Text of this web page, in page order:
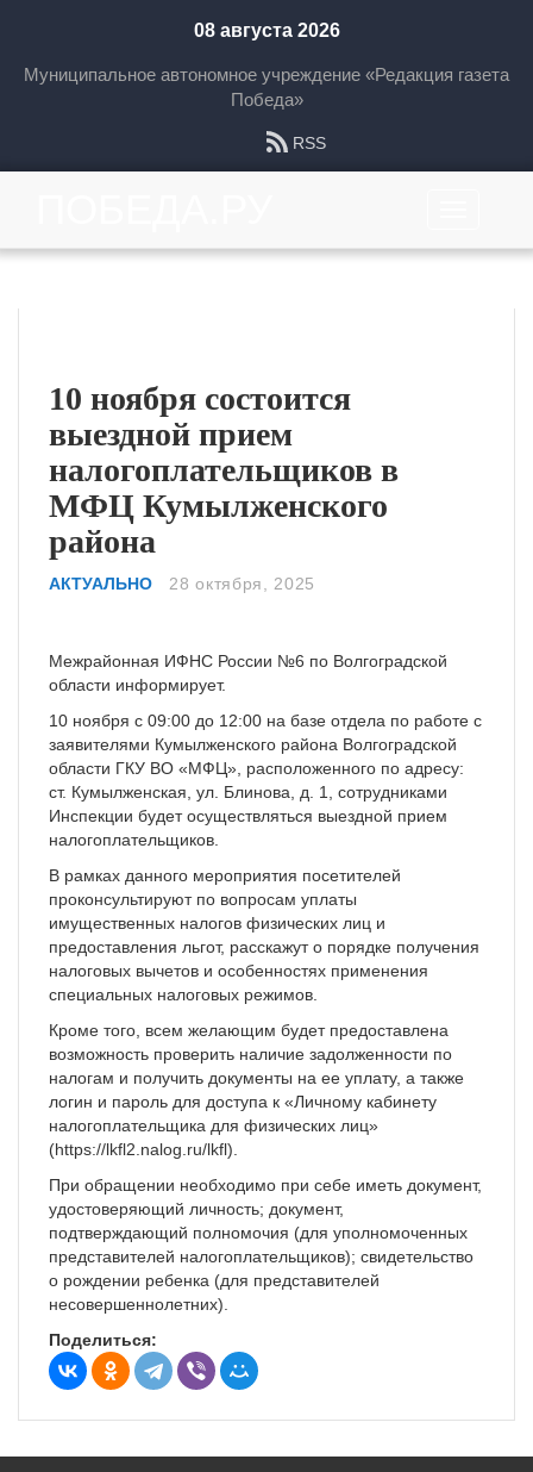
08 августа 2026
Муниципальное автономное учреждение «Редакция газета
Победа»
RSS
10 ноября состоится
выездной прием
налогоплательщиков в
МФЦ Кумылженского
района
АКТУАЛЬНО 28 октября, 2025
Межрайонная ИФНС России №6 по Волгоградской
области информирует.
10 ноября с 09:00 до 12:00 на базе отдела по работе с
заявителями Кумылженского района Волгоградской
области ГКУ ВО «МФЦ», расположенного по адресу:
ст. Кумылженская, ул. Блинова, д. 1, сотрудниками
Инспекции будет осуществляться выездной прием
налогоплательщиков.
В рамках данного мероприятия посетителей
проконсультируют по вопросам уплаты
имущественных налогов физических лиц и
предоставления льгот, расскажут о порядке получения
налоговых вычетов и особенностях применения
специальных налоговых режимов.
Кроме того, всем желающим будет предоставлена
возможность проверить наличие задолженности по
налогам и получить документы на ее уплату, а также
логин и пароль для доступа к «Личному кабинету
налогоплательщика для физических лиц»
(https://lkfl2.nalog.ru/lkfl).
При обращении необходимо при себе иметь документ,
удостоверяющий личность; документ,
подтверждающий полномочия (для уполномоченных
представителей налогоплательщиков); свидетельство
о рождении ребенка (для представителей
несовершеннолетних).
Поделиться: